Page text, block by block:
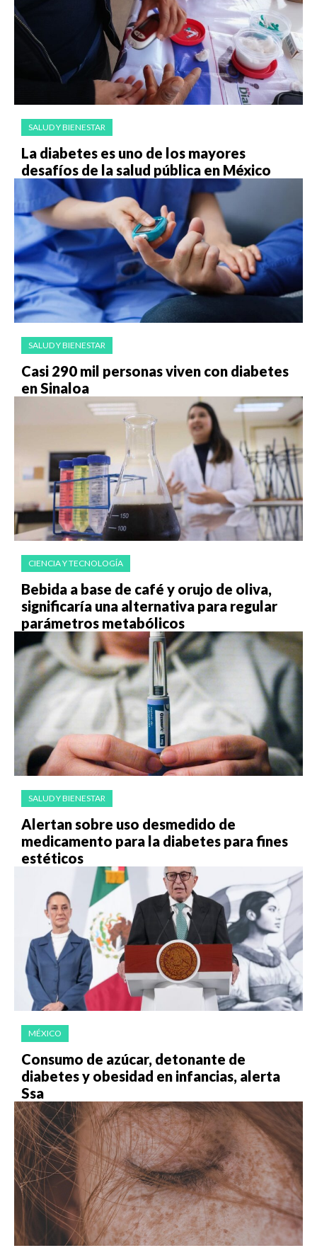
SALUD Y BIENESTAR
La diabetes es uno de los mayores
desafíos de la salud pública en México
SALUD Y BIENESTAR
Casi 290 mil personas viven con diabetes
en Sinaloa
CIENCIA Y TECNOLOGÍA
Bebida a base de café y orujo de oliva,
significaría una alternativa para regular
parámetros metabólicos
SALUD Y BIENESTAR
Alertan sobre uso desmedido de
medicamento para la diabetes para fines
estéticos
MÉXICO
Consumo de azúcar, detonante de
diabetes y obesidad en infancias, alerta
Ssa